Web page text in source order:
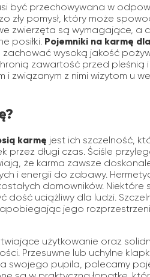
być przechowywana w
zły pomysł, który może
zwierzęta są wymagające, a
posiłki. Pojemniki na karmę
wysoką jakość
zawartość przed pleśnią
związanym z nimi wizytom u
karmę jest ich szczelność,
przez długi czas. Ściśle
że karma zawsze
i energii do zabawy.
domowników. Niektóre
dość uciążliwy dla ludzi.
jego
użytkowanie oraz
Przesuwne lub uchylne
swojego pupila, polecamy